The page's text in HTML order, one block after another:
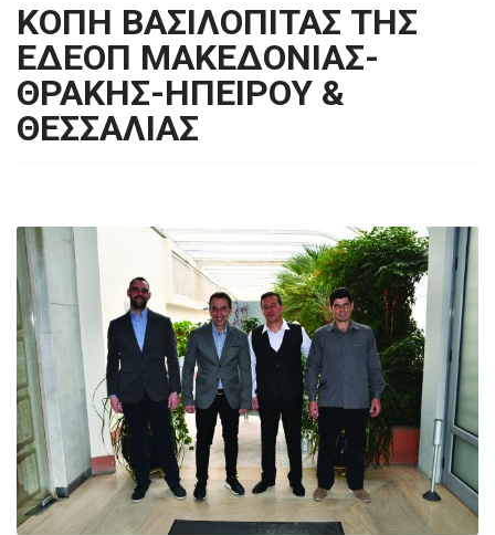
ΚΟΠΗ ΒΑΣΙΛΟΠΙΤΑΣ ΤΗΣ
ΕΔΕΟΠ ΜΑΚΕΔΟΝΙΑΣ-
ΘΡΑΚΗΣ-ΗΠΕΙΡΟΥ &
ΘΕΣΣΑΛΙΑΣ